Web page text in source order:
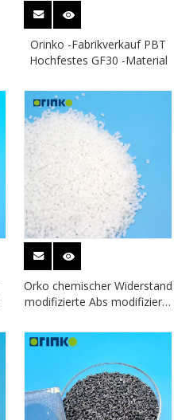
Orinko -Fabrikverkauf PBT
Hochfestes GF30 -Material
Orko chemischer Widerstand
modifizierte Abs modifizierte